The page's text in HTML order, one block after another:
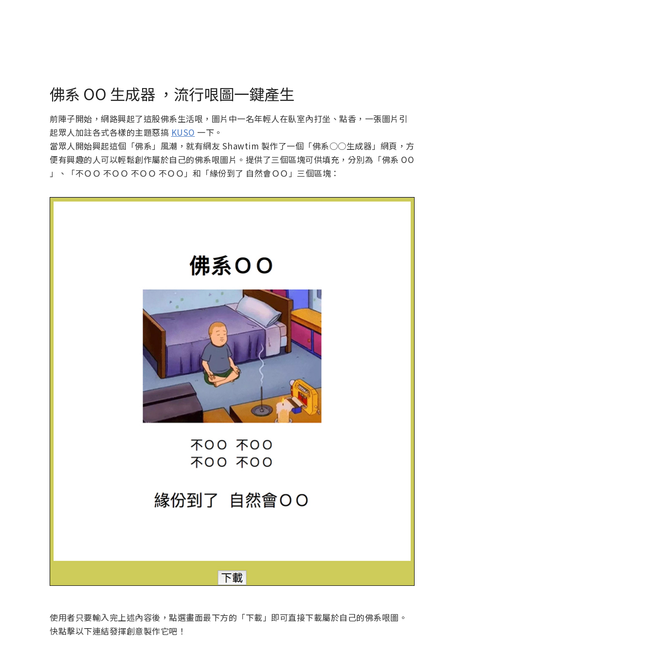
佛系 OO 生成器 ，流行哏圖一鍵產生
前陣子開始，網路興起了這股佛系生活哏，圖片中一名年輕人在臥室內打坐、點香，一張圖片引
起眾人加註各式各樣的主題惡搞 KUSO 一下。
當眾人開始興起這個「佛系」風潮，就有網友 Shawtim 製作了一個「佛系○○生成器」網頁，方
便有興趣的人可以輕鬆創作屬於自己的佛系哏圖片。提供了三個區塊可供填充，分別為「佛系 OO
」、「不ＯＯ 不ＯＯ 不ＯＯ 不ＯＯ」和「緣份到了 自然會ＯＯ」三個區塊：
使用者只要輸入完上述內容後，點選畫面最下方的「下載」即可直接下載屬於自己的佛系哏圖。
快點擊以下連結發揮創意製作它吧！